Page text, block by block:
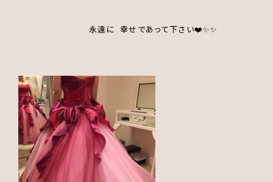
永遠に 幸せであって下さい❤️✨✨